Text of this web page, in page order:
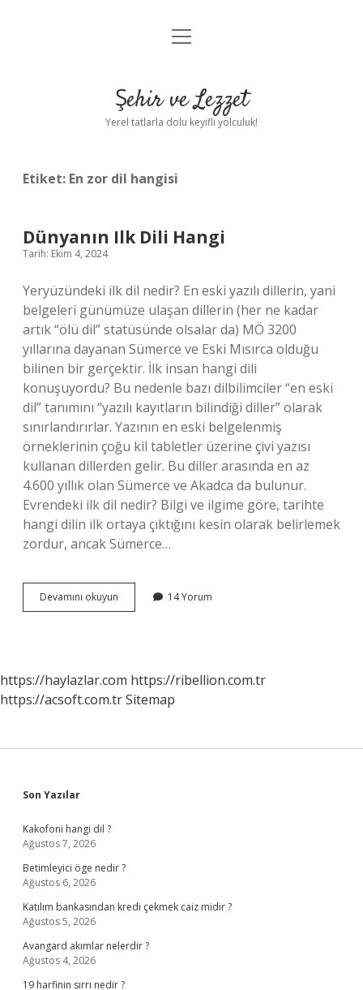
Anasayfa
Yasal Uyarı
menüyü
Şehir ve Lezzet
Yerel tatlarla dolu keyifli yolculuk!
Etiket: En zor dil hangisi
Dünyanın Ilk Dili Hangi
Tarih: Ekim 4, 2024
Yeryüzündeki ilk dil nedir? En eski yazılı dillerin, yani
belgeleri günümüze ulaşan dillerin (her ne kadar
artık “ölü dil” statüsünde olsalar da) MÖ 3200
yıllarına dayanan Sümerce ve Eski Mısırca olduğu
bilinen bir gerçektir. İlk insan hangi dili
konuşuyordu? Bu nedenle bazı dilbilimciler “en eski
dil” tanımını “yazılı kayıtların bilindiği diller” olarak
sınırlandırırlar. Yazının en eski belgelenmiş
örneklerinin çoğu kil tabletler üzerine çivi yazısı
kullanan dillerden gelir. Bu diller arasında en az
4.600 yıllık olan Sümerce ve Akadca da bulunur.
Evrendeki ilk dil nedir? Bilgi ve ilgime göre, tarihte
hangi dilin ilk ortaya çıktığını kesin olarak belirlemek
zordur, ancak Sümerce…
Devamını okuyun Dünyanın
Ilk
14 Yorum
https://haylazlar.com https://ribellion.com.tr
https://acsoft.com.trSitemap
Sidebar
Son Yazılar
Kakofoni hangi dil ?
Ağustos 7, 2026
Betimleyici öge nedir ?
Ağustos 6, 2026
Katılım bankasından kredi çekmek caiz midir ?
Ağustos 5, 2026
Avangard akımlar nelerdir ?
Ağustos 4, 2026
19 harfinin sırrı nedir ?